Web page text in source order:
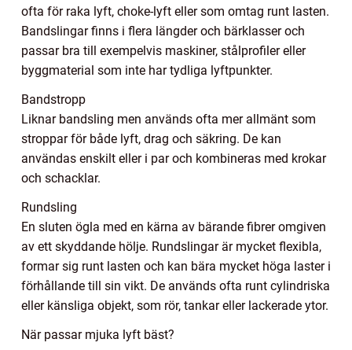
ofta för raka lyft, choke-lyft eller som omtag runt lasten.
Bandslingar finns i flera längder och bärklasser och
passar bra till exempelvis maskiner, stålprofiler eller
byggmaterial som inte har tydliga lyftpunkter.
Bandstropp
Liknar bandsling men används ofta mer allmänt som
stroppar för både lyft, drag och säkring. De kan
användas enskilt eller i par och kombineras med krokar
och schacklar.
Rundsling
En sluten ögla med en kärna av bärande fibrer omgiven
av ett skyddande hölje. Rundslingar är mycket flexibla,
formar sig runt lasten och kan bära mycket höga laster i
förhållande till sin vikt. De används ofta runt cylindriska
eller känsliga objekt, som rör, tankar eller lackerade ytor.
När passar mjuka lyft bäst?